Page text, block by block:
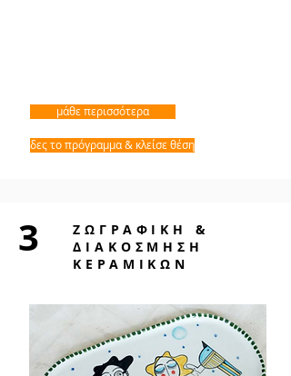
μάθε περισσότερα
δες το πρόγραμμα & κλείσε θέση
3
ΖΩΓΡΑΦΙΚΗ &
ΔΙΑΚΟΣΜΗΣΗ
ΚΕΡΑΜΙΚΩΝ